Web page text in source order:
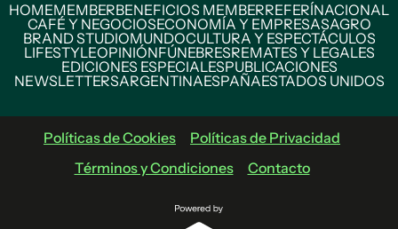
HOMEMEMBERBENEFICIOS MEMBERREFERÍNACIONAL
CAFÉ Y NEGOCIOSECONOMÍA Y EMPRESASAGRO
BRAND STUDIOMUNDOCULTURA Y ESPECTÁCULOS
LIFESTYLEOPINIÓNFÚNEBRESREMATES Y LEGALES
EDICIONES ESPECIALESPUBLICACIONES
NEWSLETTERSARGENTINAESPAÑAESTADOS UNIDOS
Políticas de Cookies
Políticas de Privacidad
Términos y Condiciones
Contacto